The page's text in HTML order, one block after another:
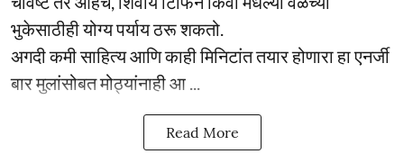
भुकेसाठीही योग्य पर्याय ठरू शकतो.
अगदी कमी साहित्य आणि काही मिनिटांत तयार होणारा हा एनर्जी
बार मुलांसोबत मोठ्यांनाही आ ...
Read More